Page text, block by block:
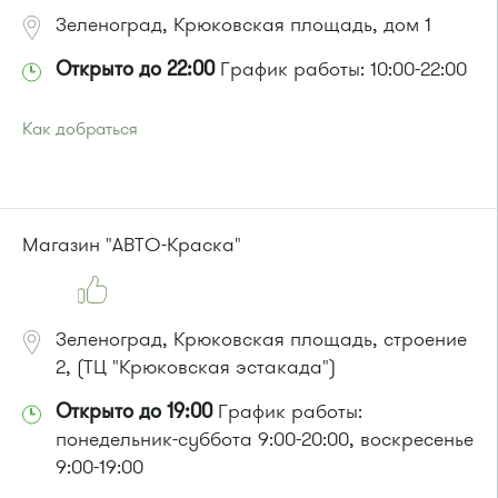
Зеленоград, Крюковская площадь, дом 1
Открыто до 22:00График работы: 10:00-22:00
Как добраться
Маршрутка № 721м
или до остановки"Станция Крюково"
Автобусы № 1, 2, 3, 4, 9, 10, 11, 12, 13, 21, 23, 29, 31, 403, 312,
377, 390, 476, 493.
903, 128, 431м, 900
Магазин "АВТО-Краска"
Зеленоград, Крюковская площадь, строение
2, (ТЦ "Крюковская эстакада")
Открыто до 19:00График работы:
понедельник-суббота 9:00-20:00, воскресенье
9:00-19:00